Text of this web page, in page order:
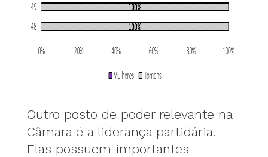
Outro posto de poder relevante na
Câmara é a liderança partidária.
Elas possuem importantes